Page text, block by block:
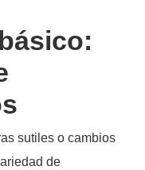
sutiles o cambios
de